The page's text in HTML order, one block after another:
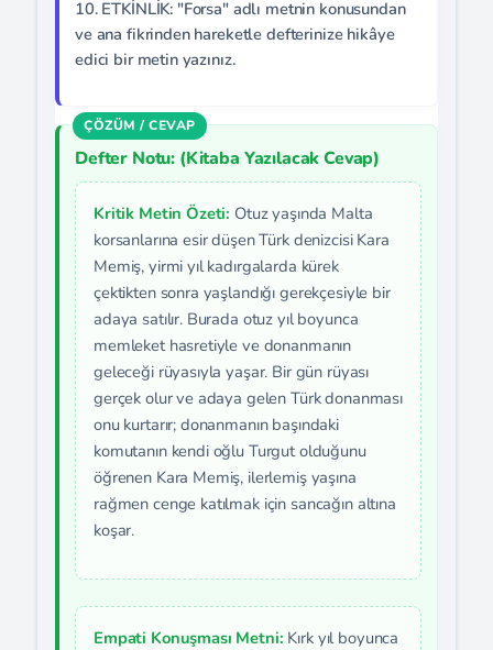
10. ETKİNLİK: "Forsa" adlı metnin konusundan
ve ana fikrinden hareketle defterinize hikâye
edici bir metin yazınız.
Defter Notu: (Kitaba Yazılacak Cevap)
Kritik Metin Özeti: Otuz yaşında Malta
korsanlarına esir düşen Türk denizcisi Kara
Memiş, yirmi yıl kadırgalarda kürek
çektikten sonra yaşlandığı gerekçesiyle bir
adaya satılır. Burada otuz yıl boyunca
memleket hasretiyle ve donanmanın
geleceği rüyasıyla yaşar. Bir gün rüyası
gerçek olur ve adaya gelen Türk donanması
onu kurtarır; donanmanın başındaki
komutanın kendi oğlu Turgut olduğunu
öğrenen Kara Memiş, ilerlemiş yaşına
rağmen cenge katılmak için sancağın altına
koşar.
Empati Konuşması Metni: Kırk yıl boyunca